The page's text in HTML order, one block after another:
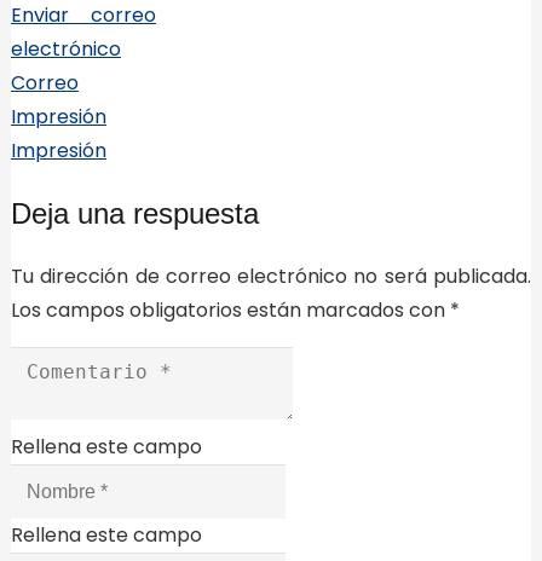
Enviar correo
electrónico
Correo
Impresión
Impresión
Deja una respuesta
Tu dirección de correo electrónico no será publicada.
Los campos obligatorios están marcados con *
Rellena este campo
Rellena este campo